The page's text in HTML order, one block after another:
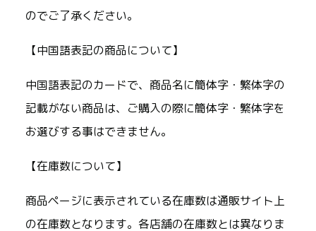
のでご了承ください。
【中国語表記の商品について】
中国語表記のカードで、商品名に簡体字・繁体字の
記載がない商品は、ご購入の際に簡体字・繁体字を
お選びする事はできません。
【在庫数について】
商品ページに表示されている在庫数は通販サイト上
の在庫数となります。各店舗の在庫数とは異なりま